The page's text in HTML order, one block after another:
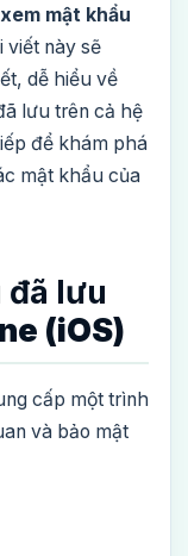
mật khẩu
viết này sẽ
dễ hiểu về
lưu trên cả hệ
để khám phá
mật khẩu của
đã lưu
(iOS)
cấp một trình
và bảo mật